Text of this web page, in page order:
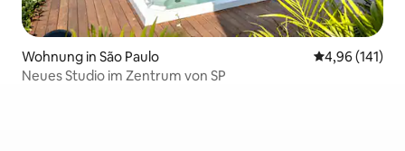
Wohnung in São Paulo
4,96 (141)
Neues Studio im Zentrum von SP